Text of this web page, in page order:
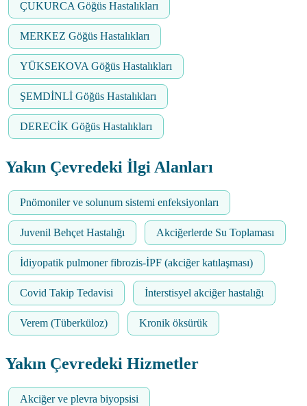
ÇUKURCA Göğüs Hastalıkları
MERKEZ Göğüs Hastalıkları
YÜKSEKOVA Göğüs Hastalıkları
ŞEMDİNLİ Göğüs Hastalıkları
DERECİK Göğüs Hastalıkları
Yakın Çevredeki İlgi Alanları
Pnömoniler ve solunum sistemi enfeksiyonları
Juvenil Behçet Hastalığı Akciğerlerde Su Toplaması
İdiyopatik pulmoner fibrozis-İPF (akciğer katılaşması)
Covid Takip Tedavisi İnterstisyel akciğer hastalığı
Verem (Tüberküloz) Kronik öksürük
Yakın Çevredeki Hizmetler
Akciğer ve plevra biyopsisi